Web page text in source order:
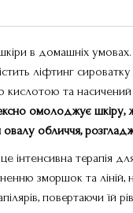
в домашніх
ліфтинг
кислотою та
омолоджує шкіру,
обличчя,
інтенсивна терапія
зморшок та ліній,
повертаючи їй